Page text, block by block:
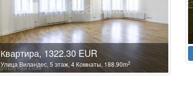
Квартира, 1322.30 EUR
Улица Виландес, 5 этаж, 4 Комнаты, 188.90m2